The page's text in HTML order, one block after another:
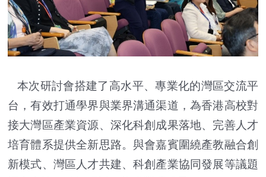
本次研討會搭建了高水平、專業化的灣區交流平
台，有效打通學界與業界溝通渠道，為香港高校對
接大灣區產業資源、深化科創成果落地、完善人才
培育體系提供全新思路。與會嘉賓圍繞產教融合創
新模式、灣區人才共建、科創產業協同發展等議題